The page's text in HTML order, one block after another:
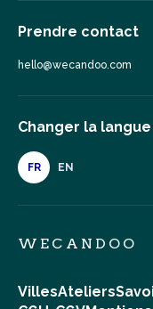
Prendre contact
hello@wecandoo.com
Changer la langue
FR EN
WECANDOO
VillesAteliers